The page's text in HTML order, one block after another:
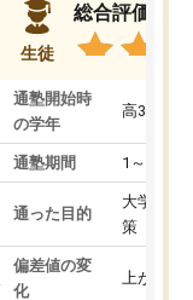
生徒
総合評価
通塾開始時
の学年
高3
通塾期間 1～3ヵ月
通った目的
大学入学
策
偏差値の変
化
上がった